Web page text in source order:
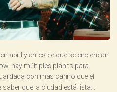
abril y antes de que se enciendan
hay múltiples planes para
con más cariño que el
que la ciudad está lista...